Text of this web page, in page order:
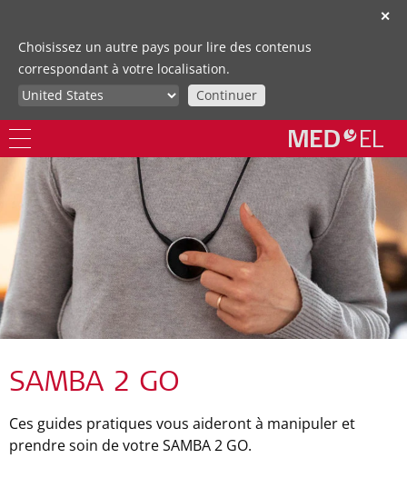
✕
Choisissez un autre pays pour lire des contenus
correspondant à votre localisation.
Continuer
SAMBA 2 GO
Ces guides pratiques vous aideront à manipuler et
prendre soin de votre SAMBA 2 GO.